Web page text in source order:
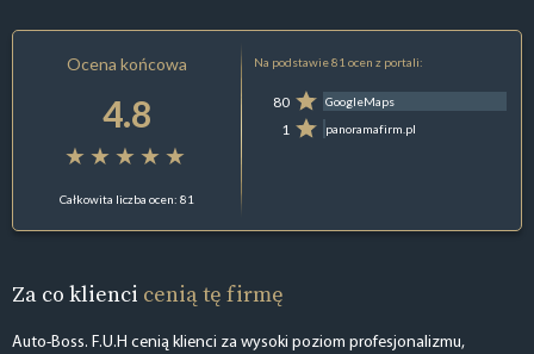
Ocena końcowa
4.8
Całkowita liczba ocen: 81
Na podstawie 81 ocen z portali:
80 GoogleMaps
1 panoramafirm.pl
Za co klienci cenią tę firmę
Auto-Boss. F.U.H cenią klienci za wysoki poziom profesjonalizmu,